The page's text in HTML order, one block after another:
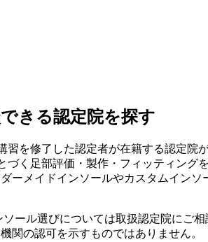
きる認定院を探す
習を修了した認定者が在籍する認定院
く足部評価・製作・フィッティング
メイドインソールやカスタムイン
ール選びについては取扱認定院にご
関の認可を示すものではありません。